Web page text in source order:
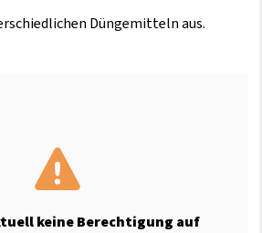
Düngemitteln aus.
keine Berechtigung auf